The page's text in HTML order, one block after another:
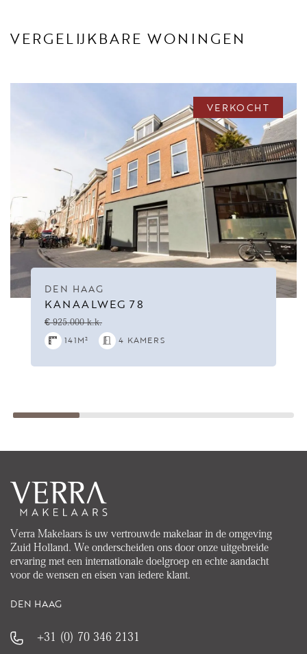
VERGELIJKBARE WONINGEN
VERKOCHT
DEN HAAG
KANAALWEG 78
€ 925.000 k.k.
141M² 4 KAMERS
Verra Makelaars is uw vertrouwde makelaar in de omgeving
Zuid Holland. We onderscheiden ons door onze uitgebreide
ervaring met een internationale doelgroep en echte aandacht
voor de wensen en eisen van iedere klant.
DEN HAAG
+31 (0) 70 346 2131